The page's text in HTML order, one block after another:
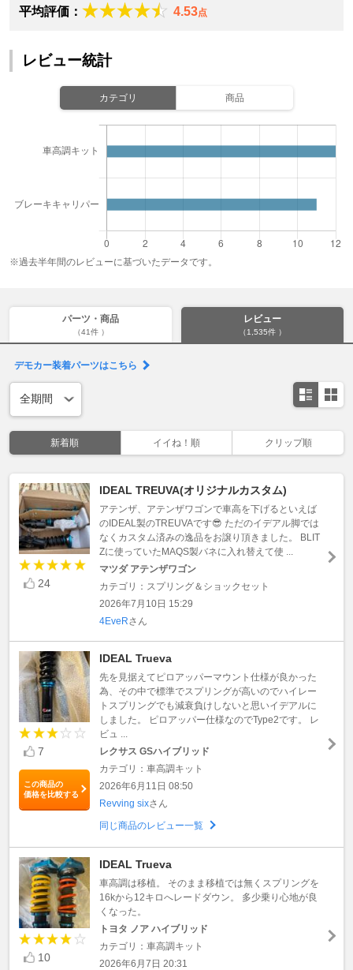
平均評価： 4.53点
レビュー統計
カテゴリ 商品
※過去半年間のレビューに基づいたデータです。
パーツ・商品
（41件 ）
レビュー
（1,535件 ）
デモカー装着パーツはこちら
新着順 イイね！順 クリップ順
24
IDEAL TREUVA(オリジナルカスタム)
アテンザ、アテンザワゴンで車高を下げるといえば
のIDEAL製のTREUVAです😎 ただのイデアル脚では
なくカスタム済みの逸品をお譲り頂きました。 BLIT
Zに使っていたMAQS製バネに入れ替えて使 ...
マツダ アテンザワゴン
カテゴリ：スプリング＆ショックセット
2026年7月10日 15:29
4EveRさん
7
この商品の
価格を比較する
IDEAL Trueva
先を見据えてピロアッパーマウント仕様が良かった
為、その中で標準でスプリングが高いのでハイレー
トスプリングでも減衰負けしないと思いイデアルに
しました。 ピロアッパー仕様なのでType2です。 レ
ビュ ...
レクサス GSハイブリッド
カテゴリ：車高調キット
2026年6月11日 08:50
Revving sixさん
同じ商品のレビュー一覧
10
IDEAL Trueva
車高調は移植。 そのまま移植では無くスプリングを
16kから12キロへレードダウン。 多少乗り心地が良
くなった。
トヨタ ノア ハイブリッド
カテゴリ：車高調キット
2026年6月7日 20:31